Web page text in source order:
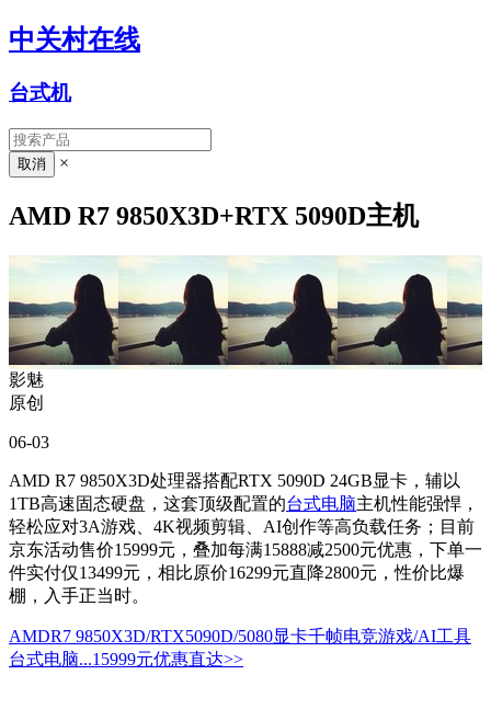
中关村在线
台式机
×
AMD R7 9850X3D+RTX 5090D主机
影魅
原创
06-03
AMD R7 9850X3D处理器搭配RTX 5090D 24GB显卡，辅以
1TB高速固态硬盘，这套顶级配置的台式电脑主机性能强悍，
轻松应对3A游戏、4K视频剪辑、AI创作等高负载任务；目前
京东活动售价15999元，叠加每满15888减2500元优惠，下单一
件实付仅13499元，相比原价16299元直降2800元，性价比爆
棚，入手正当时。
AMDR7 9850X3D/RTX5090D/5080显卡千帧电竞游戏/AI工具
台式电脑...15999元优惠直达>>